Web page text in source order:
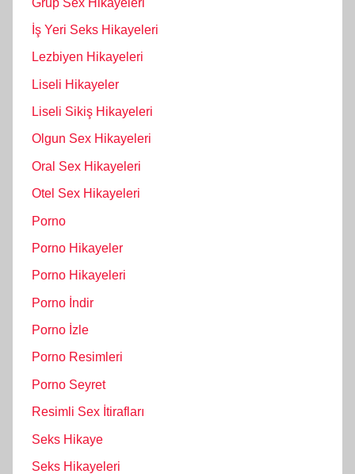
İş Yeri Seks Hikayeleri
Lezbiyen Hikayeleri
Liseli Hikayeler
Liseli Sikiş Hikayeleri
Olgun Sex Hikayeleri
Oral Sex Hikayeleri
Otel Sex Hikayeleri
Porno
Porno Hikayeler
Porno Hikayeleri
Porno İndir
Porno İzle
Porno Resimleri
Porno Seyret
Resimli Sex İtirafları
Seks Hikaye
Seks Hikayeleri